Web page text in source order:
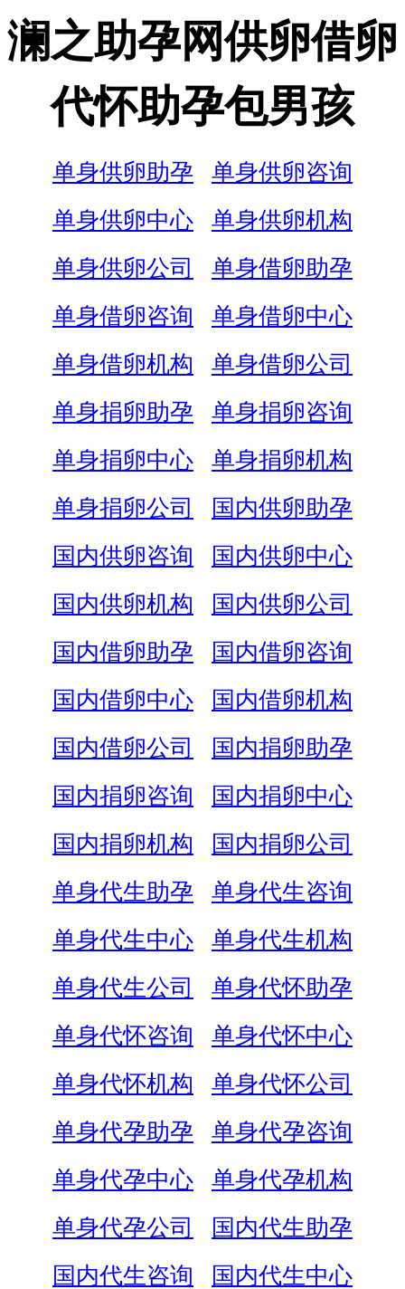
澜之助孕网供卵借卵
代怀助孕包男孩
单身供卵助孕
单身供卵咨询
单身供卵中心
单身供卵机构
单身供卵公司
单身借卵助孕
单身借卵咨询
单身借卵中心
单身借卵机构
单身借卵公司
单身捐卵助孕
单身捐卵咨询
单身捐卵中心
单身捐卵机构
单身捐卵公司
国内供卵助孕
国内供卵咨询
国内供卵中心
国内供卵机构
国内供卵公司
国内借卵助孕
国内借卵咨询
国内借卵中心
国内借卵机构
国内借卵公司
国内捐卵助孕
国内捐卵咨询
国内捐卵中心
国内捐卵机构
国内捐卵公司
单身代生助孕
单身代生咨询
单身代生中心
单身代生机构
单身代生公司
单身代怀助孕
单身代怀咨询
单身代怀中心
单身代怀机构
单身代怀公司
单身代孕助孕
单身代孕咨询
单身代孕中心
单身代孕机构
单身代孕公司
国内代生助孕
国内代生咨询
国内代生中心